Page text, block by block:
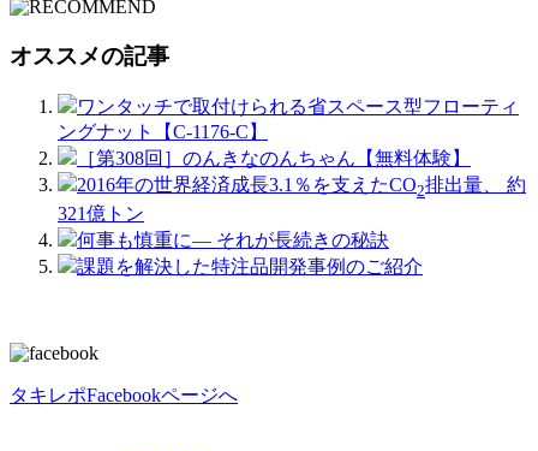
オススメの記事
ワンタッチで取付けられる省スペース型フローティ
ングナット【C-1176-C】
［第308回］のんきなのんちゃん【無料体験】
2016年の世界経済成長3.1％を支えたCO2排出量、 約
321億トン
何事も慎重に― それが長続きの秘訣
課題を解決した特注品開発事例のご紹介
タキレポFacebookページへ